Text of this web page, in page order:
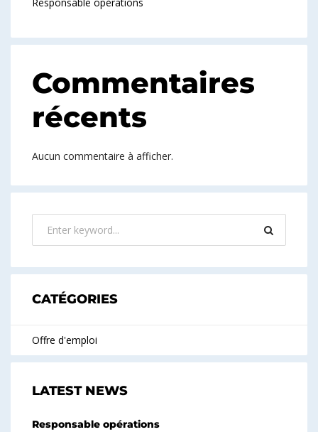
Commentaires
récents
Aucun commentaire à afficher.
CATÉGORIES
Offre d'emploi
LATEST NEWS
Responsable opérations